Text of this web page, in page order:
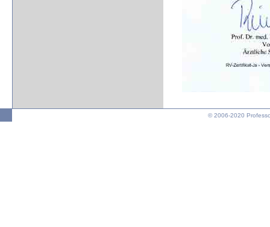
© 2006-2020